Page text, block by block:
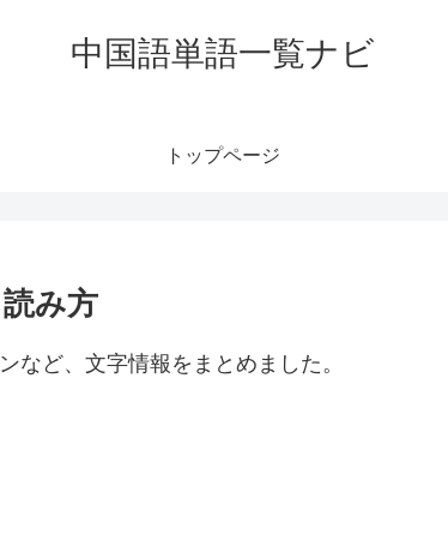
中国語単語一覧ナビ
トップページ
み方
など、文字情報をまとめました。